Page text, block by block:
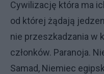
Cywilizację która ma
od której żądają
nie przeszkadzania w
członków. Paranoja.
Samad, Niemiec